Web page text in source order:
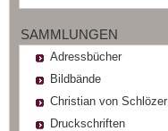
SAMMLUNGEN
Adressbücher
Bildbände
Christian von Schlözer
Druckschriften